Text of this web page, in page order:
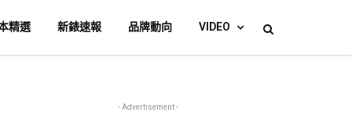
精選 新錶速報 品牌動向 VIDEO
- Advertisement -